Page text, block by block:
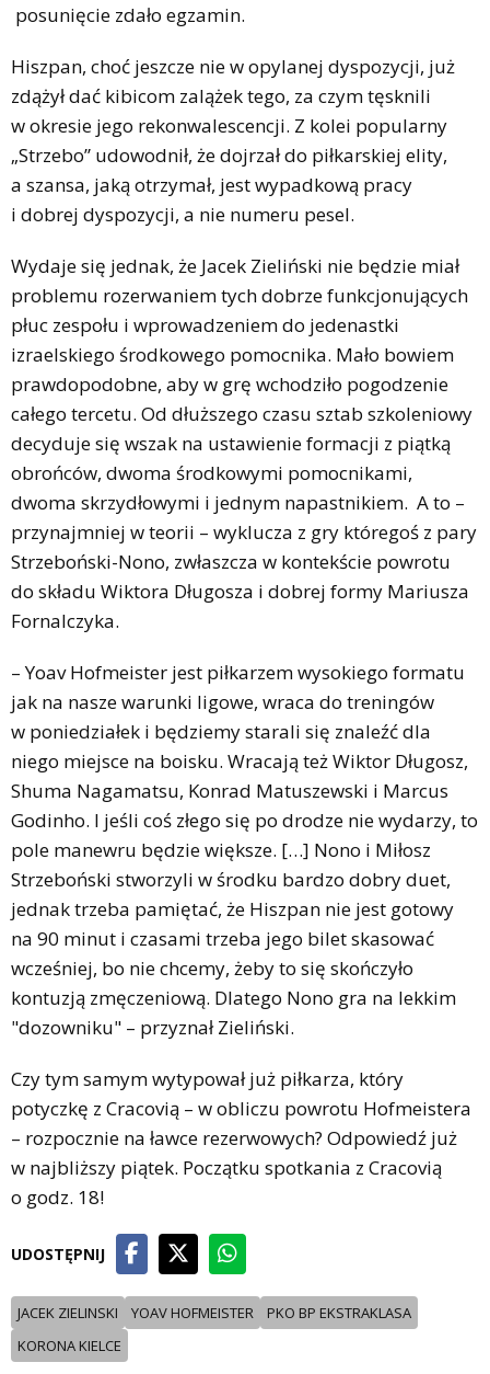
posunięcie zdało egzamin.
Hiszpan, choć jeszcze nie w opylanej dyspozycji, już
zdążył dać kibicom zalążek tego, za czym tęsknili
w okresie jego rekonwalescencji. Z kolei popularny
„Strzebo” udowodnił, że dojrzał do piłkarskiej elity,
a szansa, jaką otrzymał, jest wypadkową pracy
i dobrej dyspozycji, a nie numeru pesel.
Wydaje się jednak, że Jacek Zieliński nie będzie miał
problemu rozerwaniem tych dobrze funkcjonujących
płuc zespołu i wprowadzeniem do jedenastki
izraelskiego środkowego pomocnika. Mało bowiem
prawdopodobne, aby w grę wchodziło pogodzenie
całego tercetu. Od dłuższego czasu sztab szkoleniowy
decyduje się wszak na ustawienie formacji z piątką
obrońców, dwoma środkowymi pomocnikami,
dwoma skrzydłowymi i jednym napastnikiem. A to –
przynajmniej w teorii – wyklucza z gry któregoś z pary
Strzeboński-Nono, zwłaszcza w kontekście powrotu
do składu Wiktora Długosza i dobrej formy Mariusza
Fornalczyka.
– Yoav Hofmeister jest piłkarzem wysokiego formatu
jak na nasze warunki ligowe, wraca do treningów
w poniedziałek i będziemy starali się znaleźć dla
niego miejsce na boisku. Wracają też Wiktor Długosz,
Shuma Nagamatsu, Konrad Matuszewski i Marcus
Godinho. I jeśli coś złego się po drodze nie wydarzy, to
pole manewru będzie większe. […] Nono i Miłosz
Strzeboński stworzyli w środku bardzo dobry duet,
jednak trzeba pamiętać, że Hiszpan nie jest gotowy
na 90 minut i czasami trzeba jego bilet skasować
wcześniej, bo nie chcemy, żeby to się skończyło
kontuzją zmęczeniową. Dlatego Nono gra na lekkim
"dozowniku" – przyznał Zieliński.
Czy tym samym wytypował już piłkarza, który
potyczkę z Cracovią – w obliczu powrotu Hofmeistera
– rozpocznie na ławce rezerwowych? Odpowiedź już
w najbliższy piątek. Początku spotkania z Cracovią
o godz. 18!
UDOSTĘPNIJ
JACEK ZIELINSKI YOAV HOFMEISTER
PKO BP EKSTRAKLASA
KORONA KIELCE